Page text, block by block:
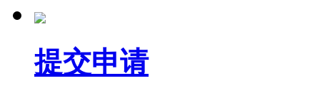
提交申请